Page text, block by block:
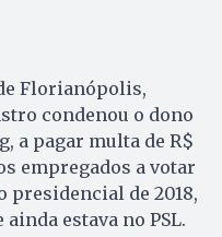
Florianópolis,
condenou o dono
a pagar multa de R$
empregados a votar
presidencial de 2018,
estava no PSL.